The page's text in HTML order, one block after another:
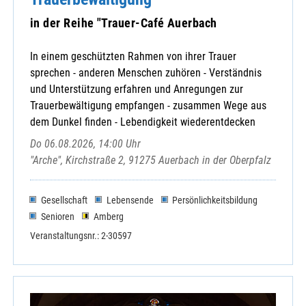
Amt für Ernährung, Landwirtschaft und Ernährung
Caritasverband für den Landkreis Cham
familylab
KAB-Kreisverband
Katholische Jugendstelle Cham
KDFB Bezirksverband Roding
KDFB-Bezirksverband Cham
Kneipp-Verein Cham e.V.
Kolpingbezirk Cham
Kulturverein Bayerischer Wald e.V.
Sudetendeutsche Landsmannschaft Bad Kö
in der Reihe "Trauer-Café Auerbach
In einem geschützten Rahmen von ihrer Trauer
sprechen - anderen Menschen zuhören - Verständnis
und Unterstützung erfahren und Anregungen zur
Trauerbewältigung empfangen - zusammen Wege aus
dem Dunkel finden - Lebendigkeit wiederentdecken
Do 06.08.2026, 14:00 Uhr
"Arche", Kirchstraße 2, 91275 Auerbach in der Oberpfalz
Gesellschaft Lebensende
Persönlichkeitsbildung
Senioren
Amberg
Veranstaltungsnr.: 2-30597